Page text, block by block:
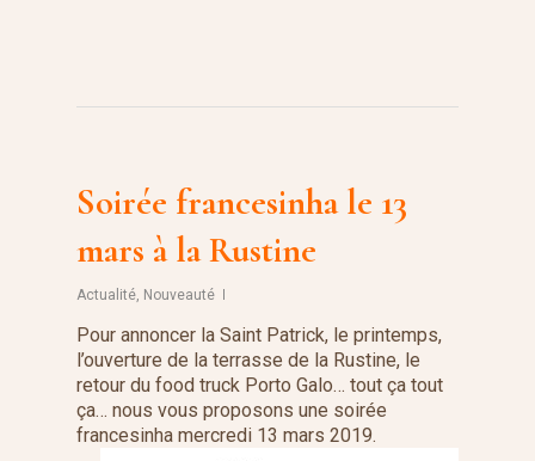
Soirée francesinha le 13
mars à la Rustine
Actualité, Nouveauté
Pour annoncer la Saint Patrick, le printemps,
l’ouverture de la terrasse de la Rustine, le
retour du food truck Porto Galo… tout ça tout
ça… nous vous proposons une soirée
francesinha mercredi 13 mars 2019.